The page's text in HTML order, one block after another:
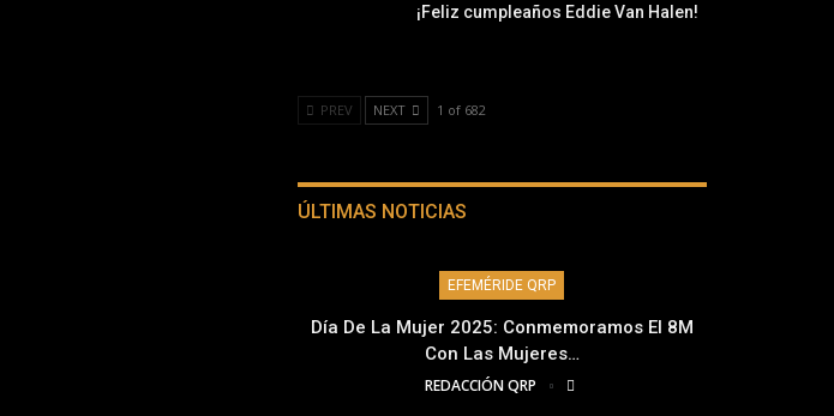
¡Feliz cumpleaños Eddie Van Halen!
PREV NEXT 1 of 682
ÚLTIMAS NOTICIAS
EFEMÉRIDE QRP
Día De La Mujer 2025: Conmemoramos El 8M
Con Las Mujeres…
REDACCIÓN QRP